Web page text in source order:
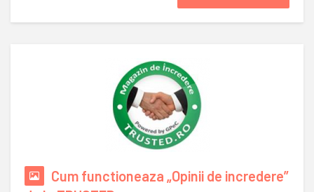
Cum functioneaza „Opinii de incredere”